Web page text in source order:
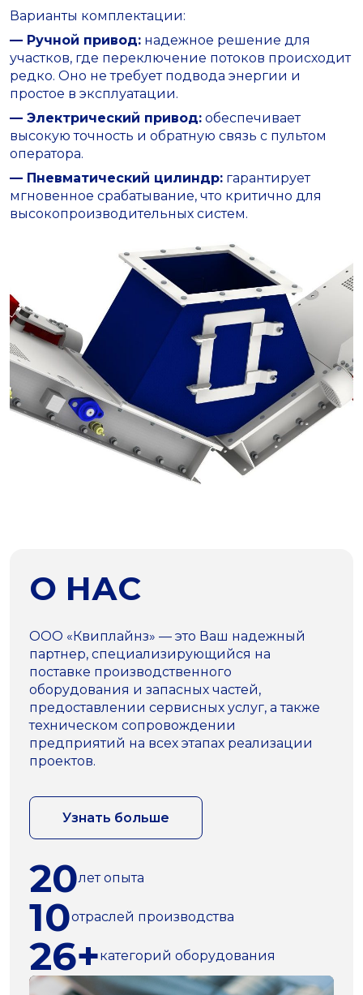
Варианты комплектации:
— Ручной привод: надежное решение для
участков, где переключение потоков происходит
редко. Оно не требует подвода энергии и
простое в эксплуатации.
— Электрический привод: обеспечивает
высокую точность и обратную связь с пультом
оператора.
— Пневматический цилиндр: гарантирует
мгновенное срабатывание, что критично для
высокопроизводительных систем.
О НАС
ООО «Квиплайнз» — это Ваш надежный
партнер, специализирующийся на
поставке производственного
оборудования и запасных частей,
предоставлении сервисных услуг, а также
техническом сопровождении
предприятий на всех этапах реализации
проектов.
Узнать больше
20лет опыта
10отраслей производства
26+категорий оборудования